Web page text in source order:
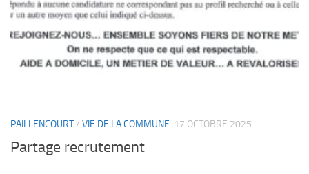
PAILLENCOURT/ VIE DE LA COMMUNE 17 OCTOBRE 2025
Partage recrutement